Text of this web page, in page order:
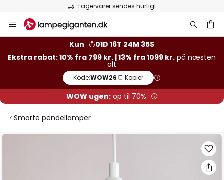
Lagervarer sendes hurtigt
to
Kun
01D 16T 24M 34S
Ekstra rabat: 10% fra 799 kr. | 13% fra 1099 kr. på næsten
alt
Kode:WOW26 Kopier
WOW ugen:op til 70%
Smarte pendellamper
Gå